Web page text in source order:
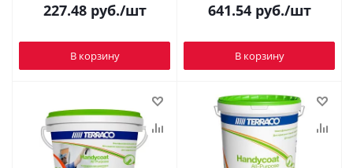
227.48руб./шт
В корзину
641.54руб./шт
В корзину